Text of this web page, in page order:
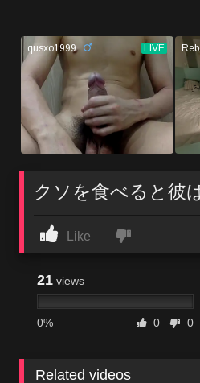
クソを食べると彼
Like
21 views
0% 0 0
Related videos